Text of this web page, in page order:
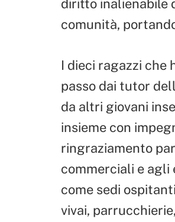
diritto inalienabile
comunità,
I dieci ragazzi che
passo dai tutor
da altri giovani
insieme con
ringraziamento
commerciali e
come sedi
vivai,